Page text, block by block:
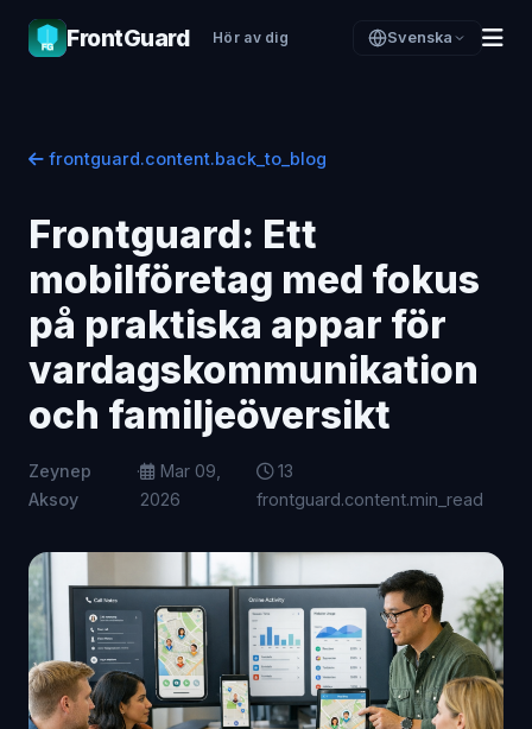
FrontGuard Hör av dig Svenska
frontguard.content.back_to_blog
Frontguard: Ett
mobilföretag med fokus
på praktiska appar för
vardagskommunikation
och familjeöversikt
Zeynep
Aksoy
·
Mar 09,
2026
13
frontguard.content.min_read